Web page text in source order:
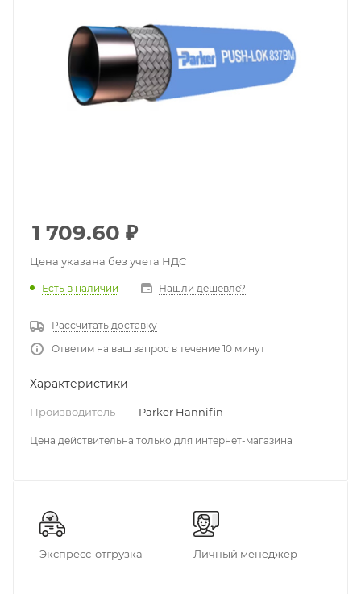
1 709.60 ₽
Цена указана без учета НДС
Есть в наличии Нашли дешевле?
Рассчитать доставку
Ответим на ваш запрос в течение 10 минут
Характеристики
Производитель — Parker Hannifin
Цена действительна только для интернет-магазина
Экспресс-отгрузка Личный менеджер